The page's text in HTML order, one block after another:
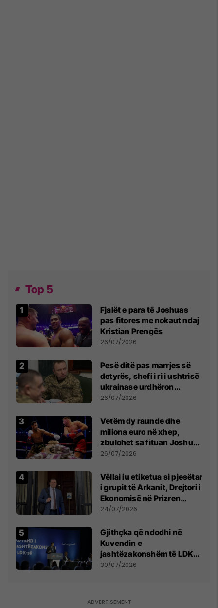
Top 5
Fjalët e para të Joshuas
pas fitores me nokaut ndaj
Kristian Prengës
26/07/2026
Pesë ditë pas marrjes së
detyrës, shefi i ri i ushtrisë
ukrainase urdhëron
kontroll të madh
26/07/2026
Vetëm dy raunde dhe
miliona euro në xhep,
zbulohet sa fituan Joshua
e Prenga
26/07/2026
Vëllai iu etiketua si pjesëtar
i grupit të Arkanit, Drejtori i
Ekonomisë në Prizren
mohon pretendimet
24/07/2026
Gjithçka që ndodhi në
Kuvendin e
jashtëzakonshëm të LDK-
së
30/07/2026